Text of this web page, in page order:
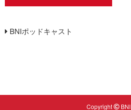
BNIポッドキャスト
Copyright BNI